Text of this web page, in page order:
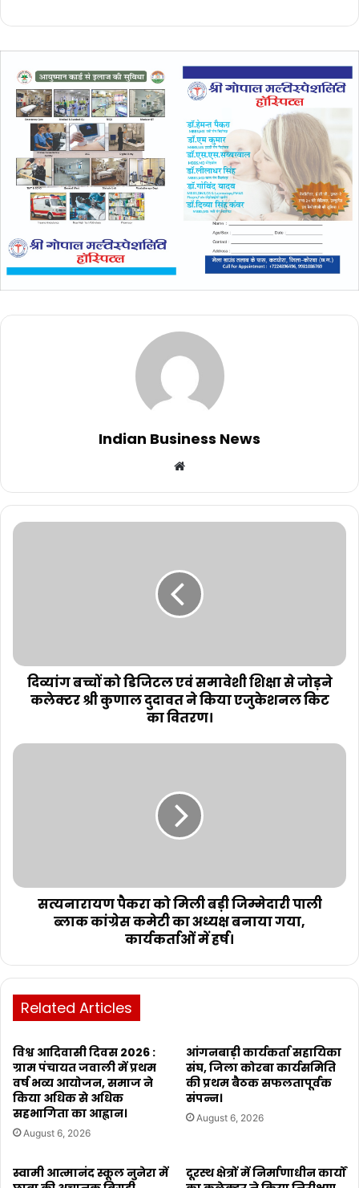
Indian Business News
Website
दिव्यांग बच्चों को डिजिटल एवं समावेशी शिक्षा से जोड़ने
कलेक्टर श्री कुणाल दुदावत ने किया एजुकेशनल किट
का वितरण।
सत्यनारायण पैकरा को मिली बड़ी जिम्मेदारी पाली
ब्लाक कांग्रेस कमेटी का अध्यक्ष बनाया गया,
कार्यकर्ताओं में हर्ष।
Related Articles
विश्व आदिवासी दिवस 2026 :
ग्राम पंचायत जवाली में प्रथम
वर्ष भव्य आयोजन, समाज ने
किया अधिक से अधिक
सहभागिता का आह्वान।
August 6, 2026
आंगनबाड़ी कार्यकर्ता सहायिका
संघ, जिला कोरबा कार्यसमिति
की प्रथम बैठक सफलतापूर्वक
संपन्न।
August 6, 2026
स्वामी आत्मानंद स्कूल नुनेरा में
दूरस्थ क्षेत्रों में निर्माणाधीन कार्यों